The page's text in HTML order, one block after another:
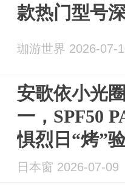
款热门型号
珈游世界 2026-07-
安歌依小光
一，SPF50
惧烈日“烤”
的姐妹们快
日本窗 2026-07-09